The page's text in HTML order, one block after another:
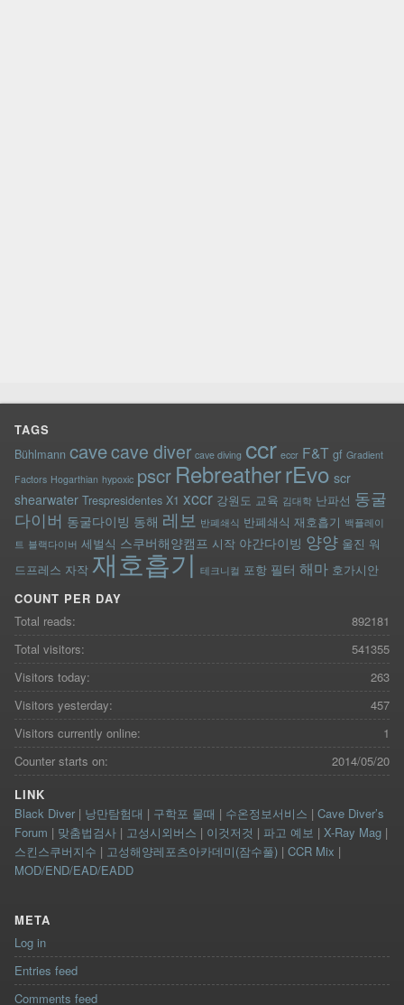
TAGS
Bühlmann cavecave diver cave diving ccr eccr F&T gf Gradient
Factors Hogarthian hypoxic pscr RebreatherrEvo scr
shearwater Trespresidentes X1 xccr 강원도 교육 김대학 난파선 동굴
다이버 동굴다이빙 동해 레보 반폐쇄식 반폐쇄식 재호흡기 백플레이
트 블랙다이버 세벌식 스쿠버해양캠프 시작 야간다이빙 양양 울진 워
드프레스 자작 재호흡기 테크니컬 포항 필터 해마 호가시안
COUNT PER DAY
892181
Total reads:
541355
Total visitors:
263
Visitors today:
457
Visitors yesterday:
1
Visitors currently online:
2014/05/20
Counter starts on:
LINK
Black Diver| 낭만탐험대 | 구학포 물때 | 수온정보서비스 | Cave Diver’s
Forum | 맞춤법검사| 고성시외버스 | 이것저것 | 파고 예보 | X-Ray Mag|
스킨스쿠버지수 | 고성해양레포츠아카데미(잠수풀)| CCR Mix |
MOD/END/EAD/EADD
META
Log in
Entries feed
Comments feed